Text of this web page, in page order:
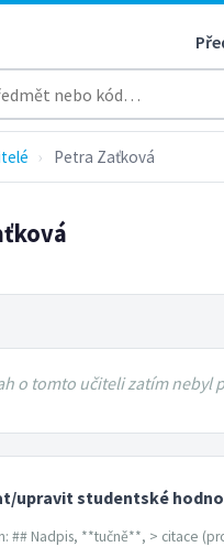
› Petra Zaťková
o tomto učiteli zatím nebyl
upravit studentské
## Nadpis, **tučně**, > citace